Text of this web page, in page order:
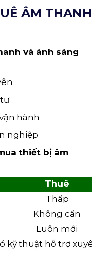
ÂM THANH
và ánh sáng
hành
nghiệp
thiết bị âm
Thuê
Thấp
Không cần
Luôn mới
kỹ thuật hỗ trợ